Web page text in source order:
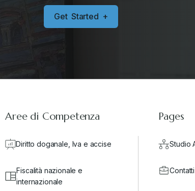
Get Started +
Aree di Competenza
Diritto doganale, Iva e accise
Fiscalità nazionale e
internazionale
Pages
Studio
Contatti